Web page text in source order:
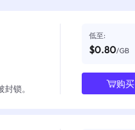
锁。
低至:
$0.80/GB
购买